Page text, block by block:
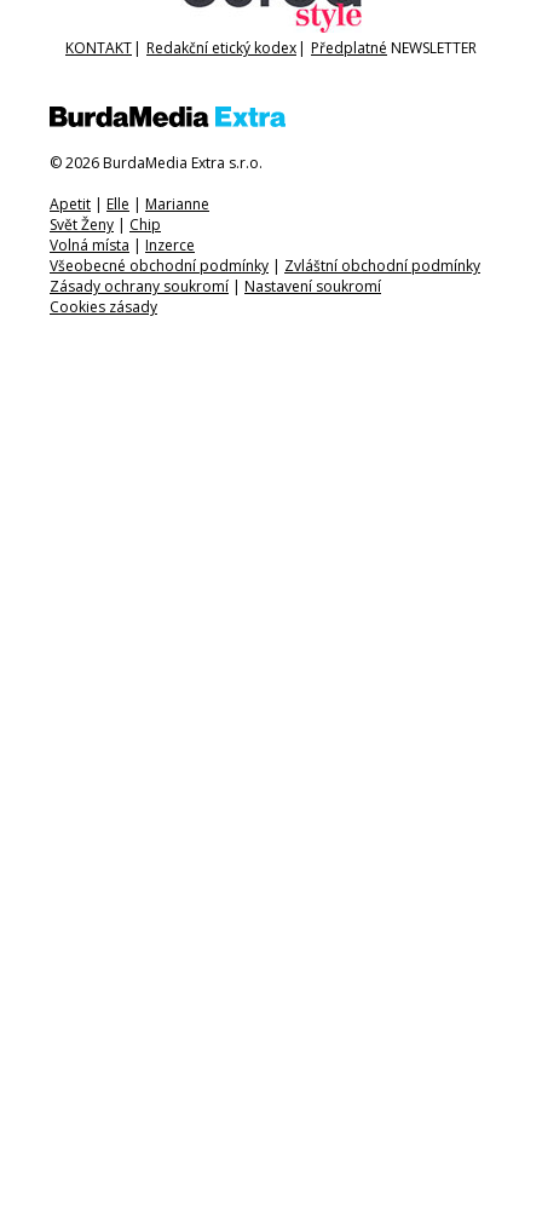
KONTAKT| Redakční etický kodex| Předplatné NEWSLETTER
© 2026 BurdaMedia Extra s.r.o.
Apetit | Elle | Marianne
Svět Ženy | Chip
Volná místa | Inzerce
Všeobecné obchodní podmínky | Zvláštní obchodní podmínky
Zásady ochrany soukromí | Nastavení soukromí
Cookies zásady